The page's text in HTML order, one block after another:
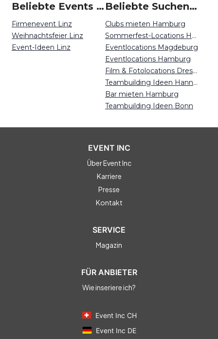
Beliebte Events in Linz
Firmenevent Linz
Weihnachtsfeier Linz
Event-Ideen Linz
Beliebte Suchen auf Event Inc
Clubs mieten Hamburg
Sommerfest-Locations Hannover
Eventlocations Magdeburg
Eventlocations Hamburg
Film & Fotolocations Dresden
Teambuilding Ideen Hannover
Bar mieten Hamburg
Teambuilding Ideen Bonn
EVENT INC
Über Event Inc
Karriere
Presse
Kontakt
SERVICE
Magazin
FÜR ANBIETER
Wie inseriere ich?
Event Inc CH
Event Inc DE